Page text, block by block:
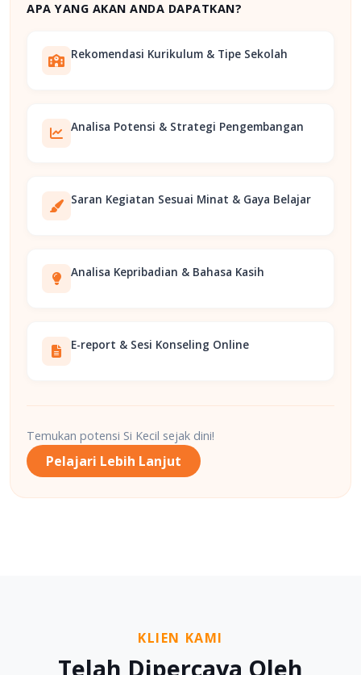
APA YANG AKAN ANDA DAPATKAN?
Rekomendasi Kurikulum & Tipe Sekolah
Analisa Potensi & Strategi Pengembangan
Saran Kegiatan Sesuai Minat & Gaya Belajar
Analisa Kepribadian & Bahasa Kasih
E-report & Sesi Konseling Online
Temukan potensi Si Kecil sejak dini!
Pelajari Lebih Lanjut
KLIEN KAMI
Telah Dipercaya Oleh